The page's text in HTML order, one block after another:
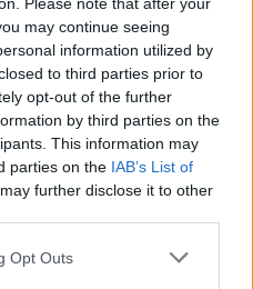
may continue seeing
information utilized by
to third parties prior to
opt-out of the further
by third parties on the
This information may
parties on the IAB’s List of
further disclose it to other
Opt Outs
d’assistance directe
arriveront instantanément